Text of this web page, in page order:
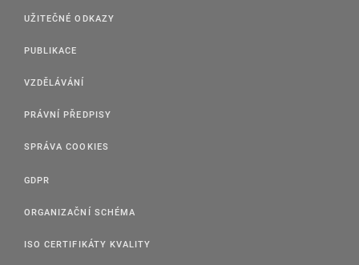
UŽITEČNÉ ODKAZY
PUBLIKACE
VZDĚLÁVÁNÍ
PRÁVNÍ PŘEDPISY
SPRÁVA COOKIES
GDPR
ORGANIZAČNÍ SCHÉMA
ISO CERTIFIKÁTY KVALITY